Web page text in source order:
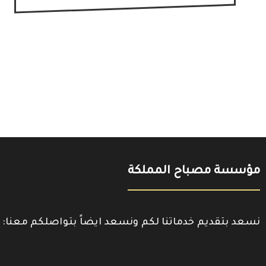
مؤسسة مصباح المملكة
نسعد بتقديم خدماتنا لكم ونسعد ايضاً بتواصلكم معنا: